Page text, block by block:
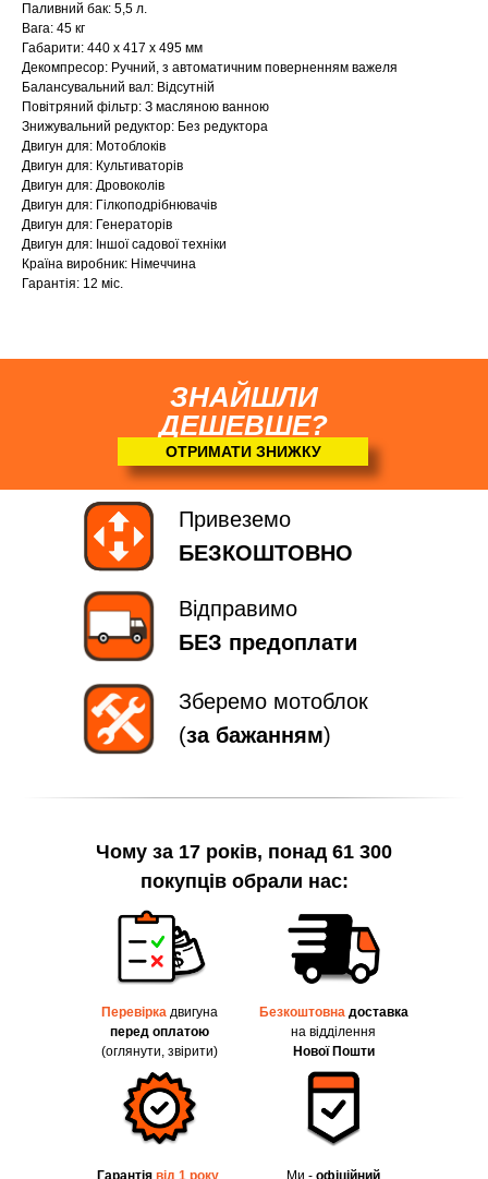
Паливний бак: 5,5 л.
Вага: 45 кг
Габарити: 440 x 417 x 495 мм
Декомпресор: Ручний, з автоматичним поверненням важеля
Балансувальний вал: Відсутній
Повітряний фільтр: З масляною ванною
Знижувальний редуктор: Без редуктора
Двигун для: Мотоблоків
Двигун для: Культиваторів
Двигун для: Дровоколів
Двигун для: Гілкоподрібнювачів
Двигун для: Генераторів
Двигун для: Іншої садової техніки
Країна виробник: Німеччина
Гарантія: 12 міс.
ЗНАЙШЛИ
ДЕШЕВШЕ?
ОТРИМАТИ ЗНИЖКУ
Відправимо
БЕЗ предоплати
Привеземо
БЕЗКОШТОВНО
Зберемо мотоблок
(за бажанням)
Чому за 17 років, понад 61 300
покупців обрали нас:
Перевірка двигуна
перед оплатою
(оглянути, звірити)
Гарантія від 1 року
Безкоштовна доставка
на відділення
Нової Пошти
Ми - офіційний